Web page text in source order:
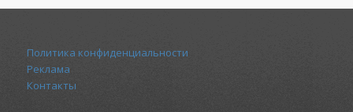
Политика конфиденциальности
Реклама
Контакты